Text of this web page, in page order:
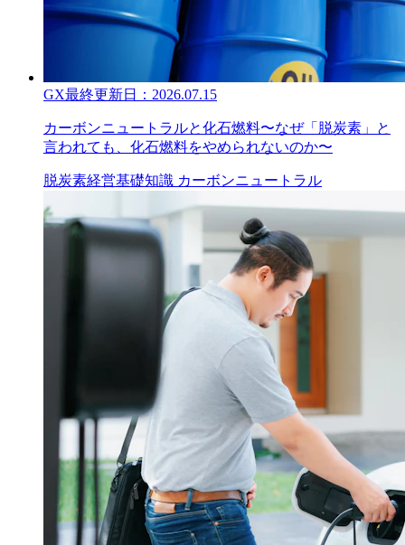
GX最終更新日： 2026.07.15
カーボンニュートラルと化石燃料〜なぜ「脱炭素」と
言われても、化石燃料をやめられないのか〜
脱炭素経営基礎知識 カーボンニュートラル